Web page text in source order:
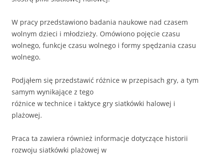
W pracy przedstawiono badania naukowe nad czasem
wolnym dzieci i młodzieży. Omówiono pojęcie czasu
wolnego, funkcje czasu wolnego i formy spędzania czasu
wolnego.
Podjąłem się przedstawić różnice w przepisach gry, a tym
samym wynikające z tego
różnice w technice i taktyce gry siatkówki halowej i
plażowej.
Praca ta zawiera również informacje dotyczące historii
rozwoju siatkówki plażowej w